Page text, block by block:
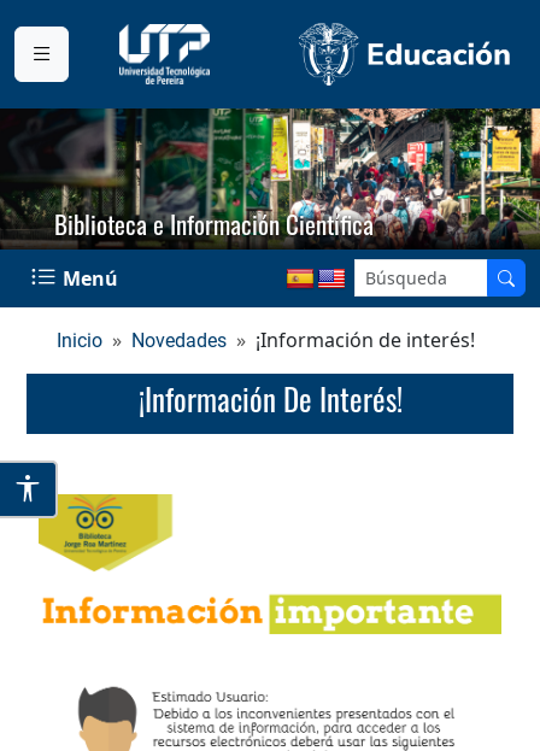
Biblioteca e Información Científica
Menú
Inicio Novedades ¡Información de interés!
¡Información De Interés!